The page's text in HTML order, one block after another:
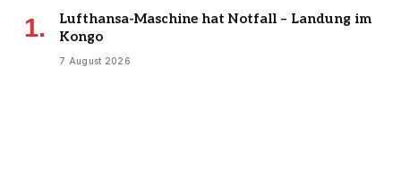
Lufthansa-Maschine hat Notfall – Landung im
Kongo
7 August 2026